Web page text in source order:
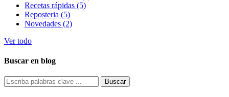
Recetas rápidas (5)
Reposteria (5)
Novedades (2)
Ver todo
Buscar en blog